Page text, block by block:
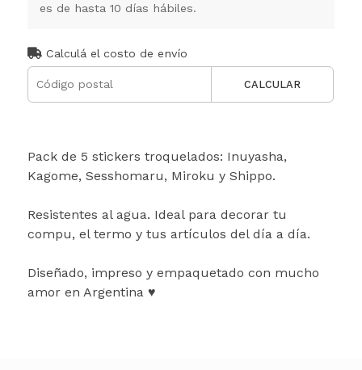
es de hasta 10 días hábiles.
Calculá el costo de envío
CALCULAR
Pack de 5 stickers troquelados: Inuyasha,
Kagome, Sesshomaru, Miroku y Shippo.
Resistentes al agua. Ideal para decorar tu
compu, el termo y tus artículos del día a día.
Diseñado, impreso y empaquetado con mucho
amor en Argentina ♥